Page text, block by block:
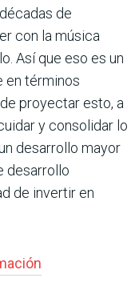
de
con la música
Así que eso es un
en términos
proyectar esto, a
y consolidar lo
desarrollo mayor
desarrollo
de invertir en